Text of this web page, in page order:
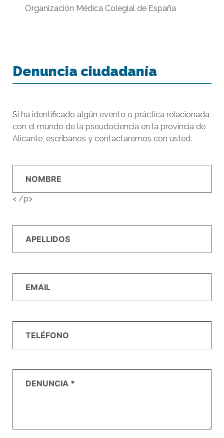
Organización Médica Colegial de España
Denuncia ciudadanía
Si ha identificado algún evento o práctica relacionada
con el mundo de la pseudociencia en la provincia de
Alicante, escríbanos y contactaremos con usted.
< /p>